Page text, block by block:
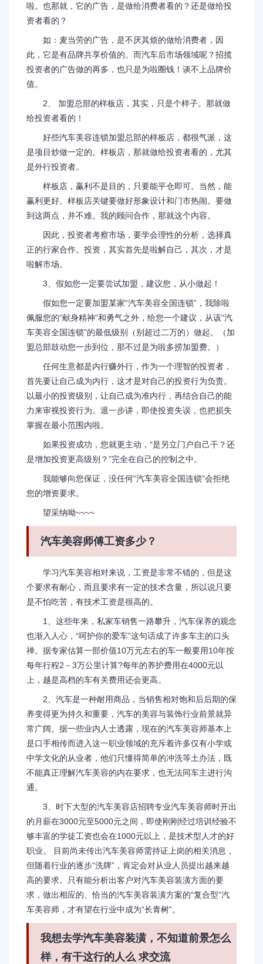
啦。也那就，它的广告，是做给消费者看的？还是做给投
资者看的？
如：麦当劳的广告，是不厌其烦的做给消费者，因
此，它是有品牌共享价值的。而汽车后市场领域呢？招揽
投资者的广告做的再多，也只是为啦圈钱！谈不上品牌价
值。
2、 加盟总部的样板店，其实，只是个样子。那就做
给投资者看的！
好些汽车美容连锁加盟总部的样板店，都很气派，这
是项目炒做一定的。样板店，那就做给投资者看的，尤其
是外行投资者。
样板店，赢利不是目的，只要能平仓即可。当然，能
赢利更好。样板店关键要做好形象设计和门市热闹。要做
到这两点，并不难。我的顾问合作，那就这个内容。
因此，投资者考察市场，要学会理性的分析，选择真
正的行家合作。投资，其实首先是啦解自己，其次，才是
啦解市场。
3、假如您一定要尝试加盟，建议您，从小做起！
假如您一定要加盟某家“汽车美容全国连锁”，我除啦
佩服您的“献身精神”和勇气之外，给您一个建议，从该“汽
车美容全国连锁”的最低级别（别超过二万的）做起。（加
盟总部鼓动您一步到位，那不过是为啦多捞加盟费。）
任何生意都是内行赚外行，作为一个理智的投资者，
首先要让自己成为内行，这才是对自己的投资行为负责。
以最小的投资级别，让自己成为准内行，再结合自己的能
力来审视投资行为。退一步讲，即使投资失误，也把损失
掌握在最小范围内啦。
如果投资成功，您就更主动，“是另立门户自己干？还
是增加投资更高级别？”完全在自己的控制之中。
我能够向您保证，没任何“汽车美容全国连锁”会拒绝
您的增资要求。
望采纳呦~~~~
汽车美容师傅工资多少？
学习汽车美容相对来说，工资是非常不错的，但是这
个要求有耐心，而且要求有一定的技术含量，所以说只要
是不怕吃苦，有技术工资是很高的。
1、这些年来，私家车销售一路攀升，汽车保养的观念
也渐入人心，“呵护你的爱车”这句话成了许多车主的口头
禅。据专家估算一部价值10万元左右的车一般要用10年按
每年行程2－3万公里计算?每年的养护费用在4000元以
上，越是高档的车有关费用还会更高。
2、汽车是一种耐用商品，当销售相对饱和后后期的保
养变得更为持久和重要，汽车的美容与装饰行业前景就异
常广阔。据一些业内人士透露，现在的汽车美容师基本上
是口手相传而进入这一职业领域的充斥着许多仅有小学或
中学文化的从业者，他们只懂得简单的冲洗等土办法，既
不能真正理解汽车美容的内在要求，也无法同车主进行沟
通。
3、时下大型的汽车美容店招聘专业汽车美容师时开出
的月薪在3000元至5000元之间，即使刚刚经过培训经验不
够丰富的学徒工资也会在1000元以上，是技术型人才的好
职业。 目前尚未传出汽车美容师需持证上岗的相关消息，
但随着行业的逐步“洗牌”，肯定会对从业人员提出越来越
高的要求。只有能分析出客户对汽车美容装潢方面的要
求，做出相应的、恰当的汽车美容装潢方案的“复合型”汽
车美容师，才有望在行业中成为“长青树”。
我想去学汽车美容装潢，不知道前景怎么
样，有干这行的人么 求交流